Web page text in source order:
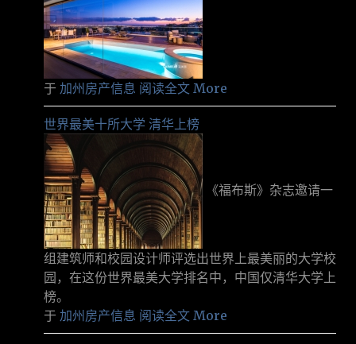
于 加州房产信息 阅读全文 More
世界最美十所大学 清华上榜
《福布斯》杂志邀请一
组建筑师和校园设计师评选出世界上最美丽的大学校
园，在这份世界最美大学排名中，中国仅清华大学上
榜。
于 加州房产信息 阅读全文 More